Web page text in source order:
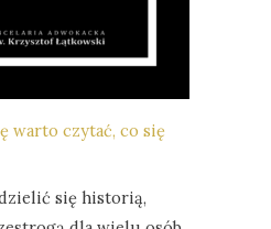
warto czytać, co się
się historią,